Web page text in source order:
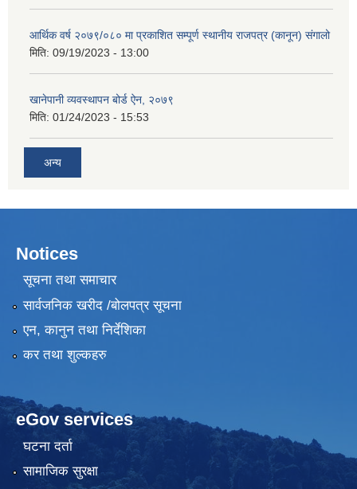
आर्थिक वर्ष २०७९/०८० मा प्रकाशित सम्पूर्ण स्थानीय राजपत्र (कानून) संगालो
मिति: 09/19/2023 - 13:00
खानेपानी व्यवस्थापन बोर्ड ऐन, २०७९
मिति: 01/24/2023 - 15:53
अन्य
Notices
सूचना तथा समाचार
सार्वजनिक खरीद /बोलपत्र सूचना
एन, कानुन तथा निर्देशिका
कर तथा शुल्कहरु
eGov services
घटना दर्ता
सामाजिक सुरक्षा